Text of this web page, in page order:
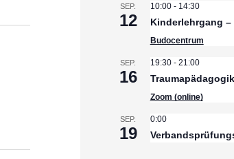
SEP.
12
10:00- 14:30
Kinderlehrgang
Budocentrum
SEP.
16
19:30- 21:00
Traumapädagogik
Zoom (online)
SEP.
19
0:00